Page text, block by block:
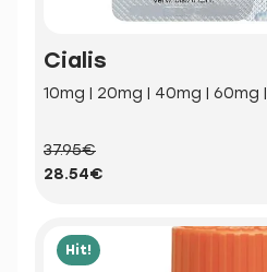
Cialis
10mg | 20mg | 40mg | 60mg
37.95€
28.54€
Hit!